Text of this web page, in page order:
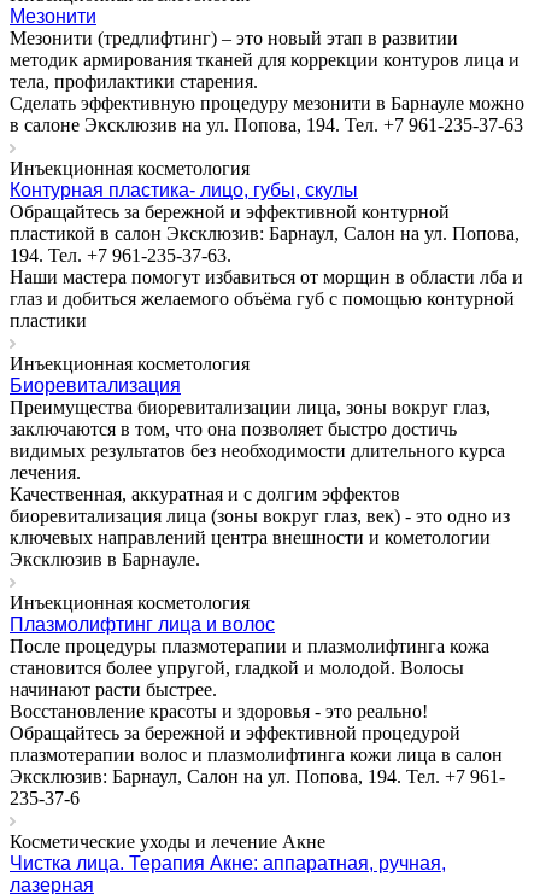
Мезонити
Мезонити (тредлифтинг) – это новый этап в развитии
методик армирования тканей для коррекции контуров лица и
тела, профилактики старения.
Сделать эффективную процедуру мезонити в Барнауле можно
в салоне Эксклюзив на ул. Попова, 194. Тел. +7 961-235-37-63
Инъекционная косметология
Контурная пластика- лицо, губы, скулы
Обращайтесь за бережной и эффективной контурной
пластикой в салон Эксклюзив: Барнаул, Салон на ул. Попова,
194. Тел. +7 961-235-37-63.
Наши мастера помогут избавиться от морщин в области лба и
глаз и добиться желаемого объёма губ с помощью контурной
пластики
Инъекционная косметология
Биоревитализация
Преимущества биоревитализации лица, зоны вокруг глаз,
заключаются в том, что она позволяет быстро достичь
видимых результатов без необходимости длительного курса
лечения.
Качественная, аккуратная и с долгим эффектов
биоревитализация лица (зоны вокруг глаз, век) - это одно из
ключевых направлений центра внешности и кометологии
Эксклюзив в Барнауле.
Инъекционная косметология
Плазмолифтинг лица и волос
После процедуры плазмотерапии и плазмолифтинга кожа
становится более упругой, гладкой и молодой. Волосы
начинают расти быстрее.
Восстановление красоты и здоровья - это реально!
Обращайтесь за бережной и эффективной процедурой
плазмотерапии волос и плазмолифтинга кожи лица в салон
Эксклюзив: Барнаул, Салон на ул. Попова, 194. Тел. +7 961-
235-37-6
Косметические уходы и лечение Акне
Чистка лица. Терапия Акне: аппаратная, ручная,
лазерная